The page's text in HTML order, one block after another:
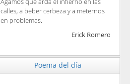
calles, a beber cerbeza y a meternos
en problemas.
Erick Romero
Poema del día